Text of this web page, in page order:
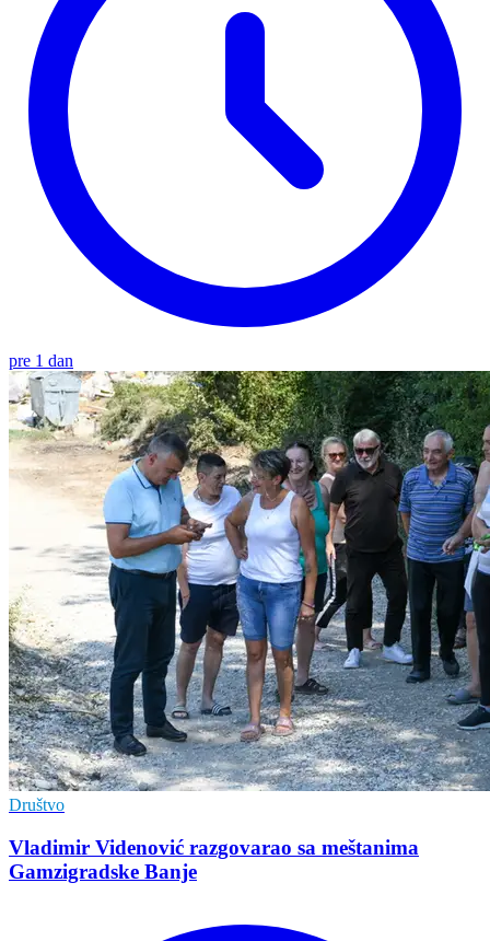
pre 1 dan
Društvo
Vladimir Vidеnović razgovarao sa mеštanima
Gamzigradskе Banjе